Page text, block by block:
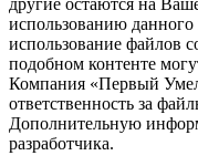
другие остаются на
использованию данного
использование файлов
подобном контенте
Компания «Первый
ответственность за
Дополнительную
разработчика.